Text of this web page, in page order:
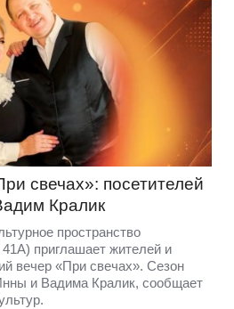
свечах»: посетителей
Кралик
пространство
приглашает жителей и
вечер «При свечах». Сезон
и Вадима Кралик, сообщает